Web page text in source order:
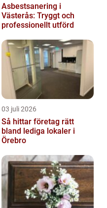
Asbestsanering i
Västerås: Tryggt och
professionellt utförd
03 juli 2026
Så hittar företag rätt
bland lediga lokaler i
Örebro